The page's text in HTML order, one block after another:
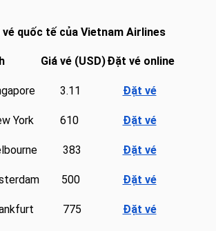
vé quốc tế của Vietnam Airlines
Giá vé (USD)Đặt vé online
3.11 Đặt vé
York 610 Đặt vé
383 Đặt vé
500 Đặt vé
775 Đặt vé